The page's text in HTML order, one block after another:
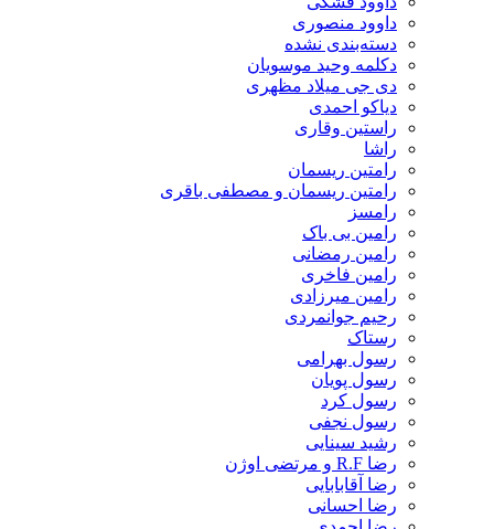
داوود منصوری
دسته‌بندی نشده
دکلمه وحید موسویان
دی جی میلاد مظهری
دیاکو احمدی
راستین وقاری
راشا
رامتین ریسمان
رامتین ریسمان و مصطفی باقری
رامسز
رامین بی باک
رامین رمضانی
رامین فاخری
رامین میرزادی
رحیم جوانمردی
رستاک
رسول بهرامی
رسول پویان
رسول کرد
رسول نجفی
رشید سینایی
رضا R.F و مرتضی اوژن
رضا آقابابایی
رضا احسانی